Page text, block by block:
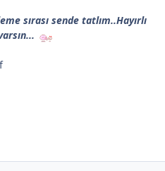
sırası sende tatlım..Hayırlı